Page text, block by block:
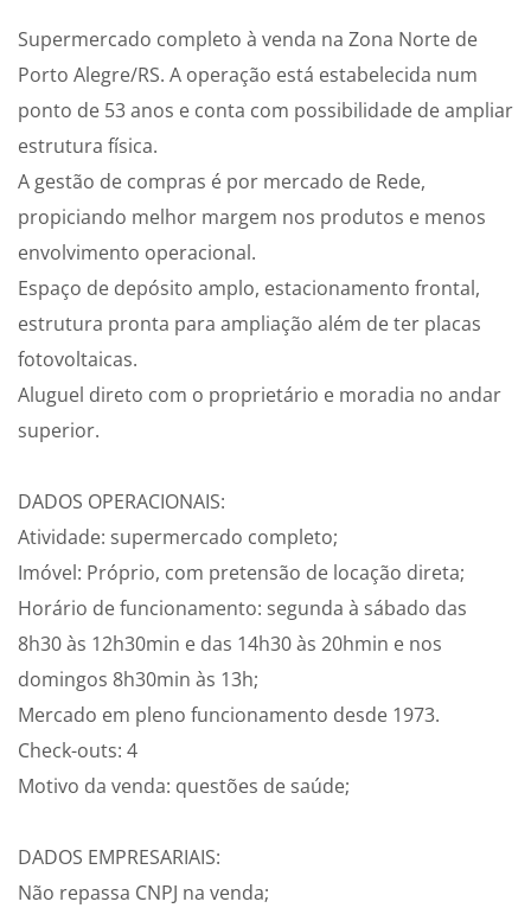
Supermercado completo à venda na Zona Norte de
Porto Alegre/RS. A operação está estabelecida num
ponto de 53 anos e conta com possibilidade de ampliar
estrutura física.
A gestão de compras é por mercado de Rede,
propiciando melhor margem nos produtos e menos
envolvimento operacional.
Espaço de depósito amplo, estacionamento frontal,
estrutura pronta para ampliação além de ter placas
fotovoltaicas.
Aluguel direto com o proprietário e moradia no andar
superior.
DADOS OPERACIONAIS:
Atividade: supermercado completo;
Imóvel: Próprio, com pretensão de locação direta;
Horário de funcionamento: segunda à sábado das
8h30 às 12h30min e das 14h30 às 20hmin e nos
domingos 8h30min às 13h;
Mercado em pleno funcionamento desde 1973.
Check-outs: 4
Motivo da venda: questões de saúde;
DADOS EMPRESARIAIS:
Não repassa CNPJ na venda;